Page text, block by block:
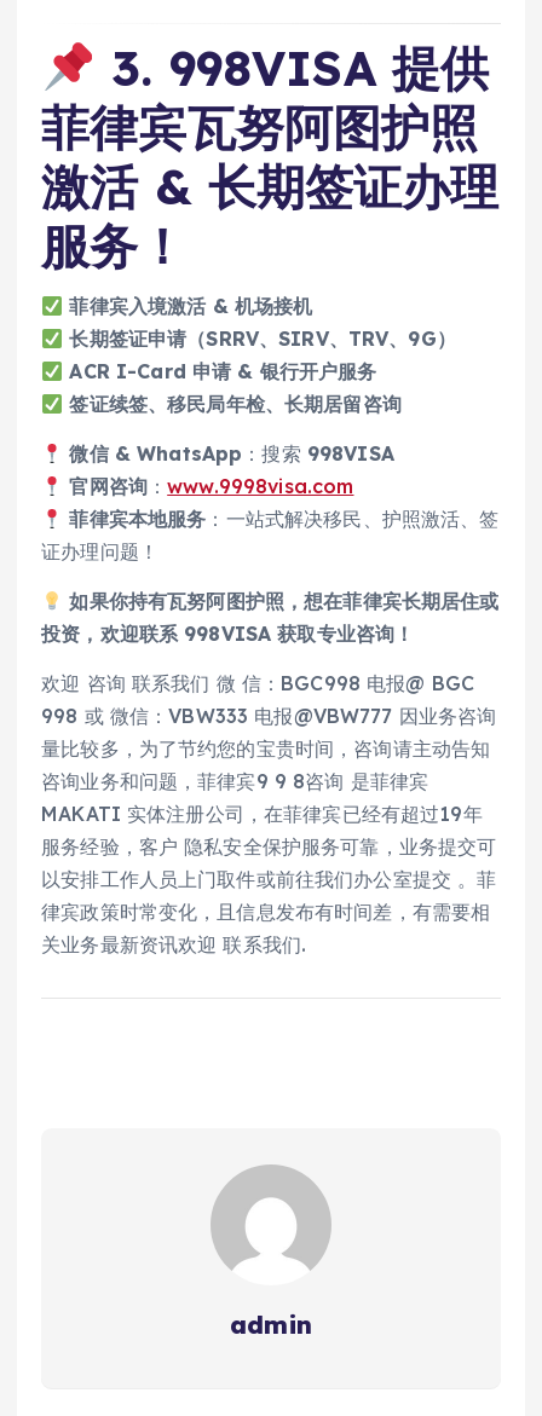
3. 998VISA 提供
菲律宾瓦努阿图护照
激活 & 长期签证办理
服务！
菲律宾入境激活 & 机场接机
长期签证申请（SRRV、SIRV、TRV、9G）
ACR I-Card 申请 & 银行开户服务
签证续签、移民局年检、长期居留咨询
微信 & WhatsApp ：搜索 998VISA
官网咨询 ：www.9998visa.com
菲律宾本地服务 ：一站式解决移民、护照激活、签
证办理问题！
如果你持有瓦努阿图护照，想在菲律宾长期居住或
投资，欢迎联系 998VISA 获取专业咨询！
欢迎 咨询 联系我们 微 信：BGC998 电报@ BGC
998 或 微信：VBW333 电报@VBW777 因业务咨询
量比较多，为了节约您的宝贵时间，咨询请主动告知
咨询业务和问题，菲律宾9 9 8咨询 是菲律宾
MAKATI 实体注册公司，在菲律宾已经有超过19年
服务经验，客户 隐私安全保护服务可靠，业务提交可
以安排工作人员上门取件或前往我们办公室提交 。菲
律宾政策时常变化，且信息发布有时间差，有需要相
关业务最新资讯欢迎 联系我们.
admin